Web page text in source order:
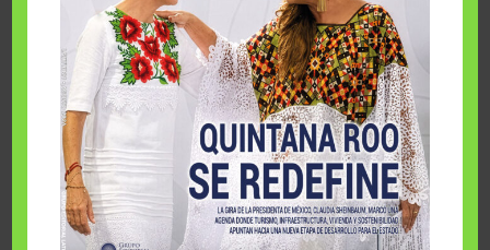
Fairmont Mayakoba y Make-A-Wish México unieron
esfuerzos para hacer realidad el deseo de una …